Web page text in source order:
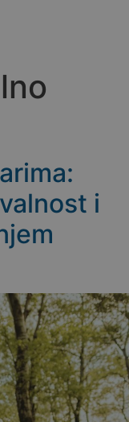
i